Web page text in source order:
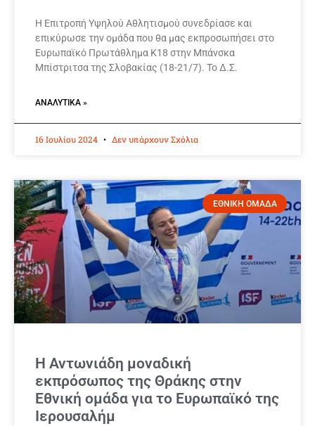
H Επιτροπή Υψηλού Αθλητισμού συνεδρίασε και
επικύρωσε την ομάδα που θα μας εκπροσωπήσει στο
Ευρωπαϊκό Πρωτάθλημα Κ18 στην Μπάνσκα
Μπίστριτσα της Σλοβακίας (18-21/7). Το Δ.Σ.
ΑΝΑΛΥΤΙΚΆ »
16 Ιουλίου 2024 Δεν υπάρχουν Σχόλια
ΕΘΝΙΚΗ ΟΜΑΔΑ
Η Αντωνιάδη μοναδική
εκπρόσωπος της Θράκης στην
Εθνική ομάδα για το Ευρωπαϊκό της
Ιερουσαλήμ